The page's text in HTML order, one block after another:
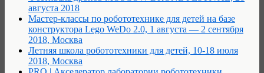
августа 2018
Мастер-классы по робототехнике для детей на базе
конструктора Lego WeDo 2.0, 1 августа — 2 сентября
2018, Москва
Летняя школа робототехники для детей, 10-18 июля
2018, Москва